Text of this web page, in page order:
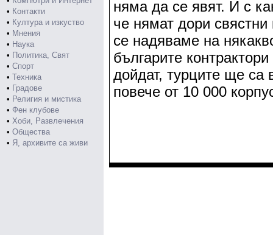
• Контакти
• Култура и изкуство
• Мнения
• Наука
• Политика, Свят
• Спорт
• Техника
• Градове
• Религия и мистика
• Фен клубове
• Хоби, Развлечения
• Общества
• Я, архивите са живи
няма да се явят. И с
че нямат дори
се надяваме на
българите
дойдат, турците ще
повече от 10 000